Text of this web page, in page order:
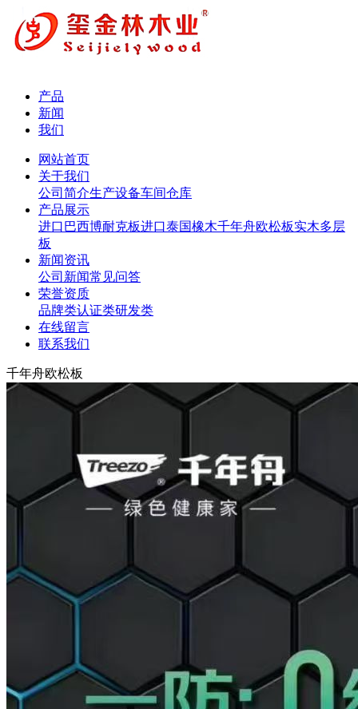
产品
新闻
我们
网站首页
关于我们
公司简介生产设备车间仓库
产品展示
进口巴西博耐克板进口泰国橡木千年舟欧松板实木多层
板
新闻资讯
公司新闻常见问答
荣誉资质
品牌类认证类研发类
在线留言
联系我们
千年舟欧松板